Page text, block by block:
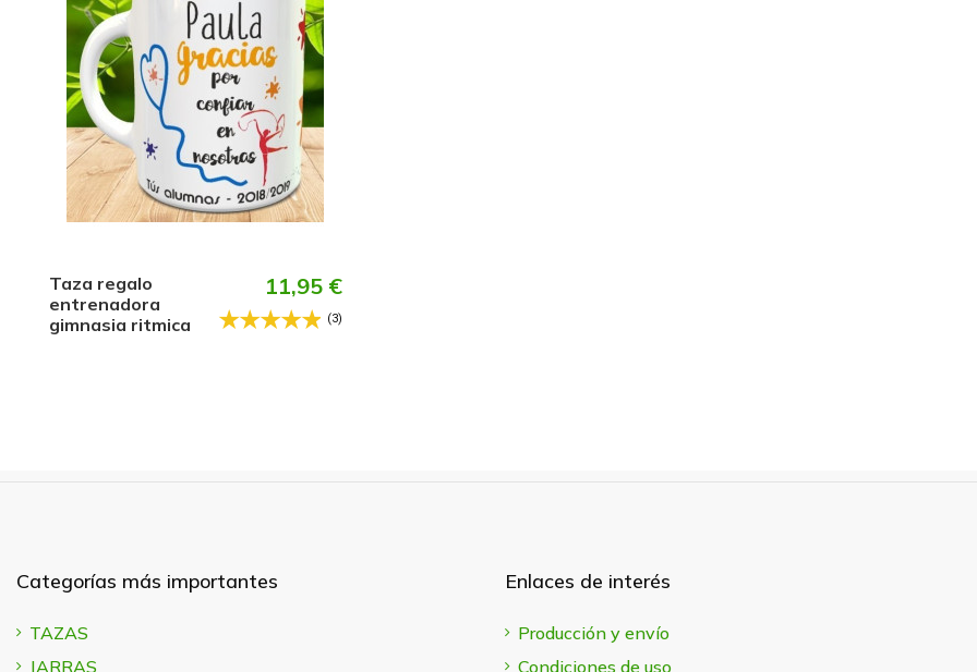
Taza regalo
entrenadora
gimnasia ritmica
11,95 €
(3)
Categorías más importantes
TAZAS
JARRAS
Enlaces de interés
Producción y envío
Condiciones de uso